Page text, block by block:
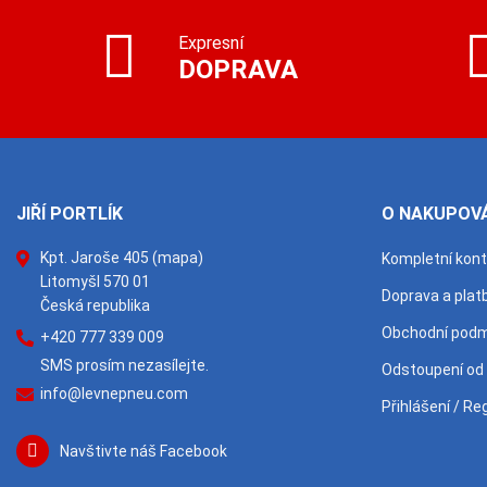
Expresní
DOPRAVA
JIŘÍ PORTLÍK
Kpt. Jaroše 405 (mapa)
Litomyšl 570 01
Česká republika
+420 777 339 009
SMS prosím nezasílejte.
info@levnepneu.com
Navštivte náš Facebook
O
Kompletní
Doprava a
Obchodní
Odstoupení
Přihlášení /